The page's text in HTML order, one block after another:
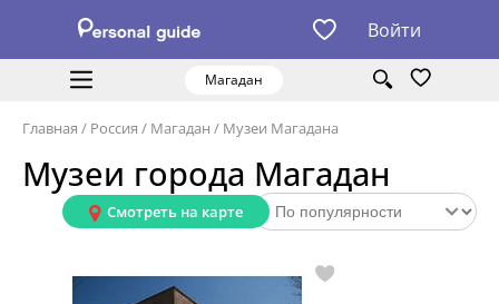
Войти
Магадан
Главная / Россия / Магадан / Музеи Магадана
Музеи города Магадан
Смотреть на карте